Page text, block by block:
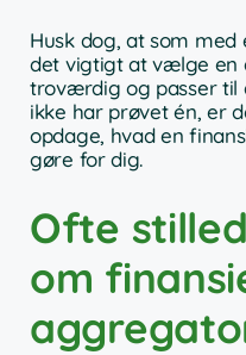
Husk dog, at som
det vigtigt at vælge en
troværdig og passer til
ikke har prøvet én, er
opdage, hvad en
gøre for dig.
Ofte
om